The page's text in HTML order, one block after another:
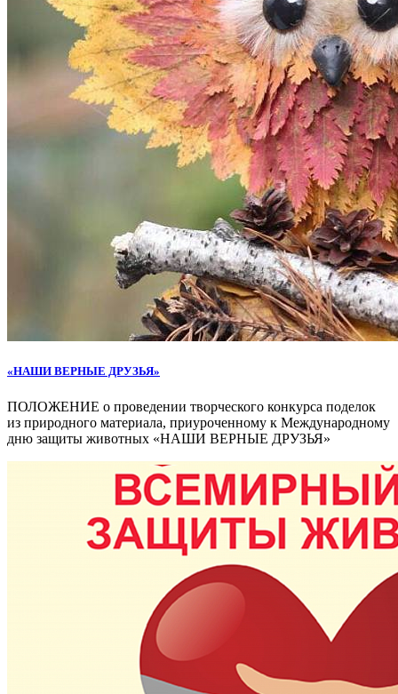
«НАШИ ВЕРНЫЕ ДРУЗЬЯ»
ПОЛОЖЕНИЕ о проведении творческого конкурса поделок
из природного материала, приуроченному к Международному
дню защиты животных «НАШИ ВЕРНЫЕ ДРУЗЬЯ»